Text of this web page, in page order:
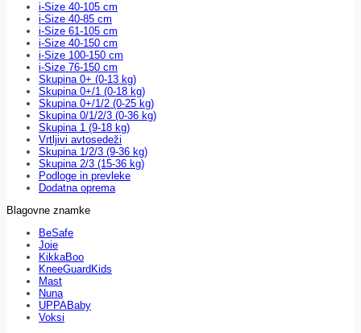
i-Size 40-105 cm
i-Size 40-85 cm
i-Size 61-105 cm
i-Size 40-150 cm
i-Size 100-150 cm
i-Size 76-150 cm
Skupina 0+ (0-13 kg)
Skupina 0+/1 (0-18 kg)
Skupina 0+/1/2 (0-25 kg)
Skupina 0/1/2/3 (0-36 kg)
Skupina 1 (9-18 kg)
Vrtljivi avtosedeži
Skupina 1/2/3 (9-36 kg)
Skupina 2/3 (15-36 kg)
Podloge in prevleke
Dodatna oprema
Blagovne znamke
BeSafe
Joie
KikkaBoo
KneeGuardKids
Mast
Nuna
UPPABaby
Voksi